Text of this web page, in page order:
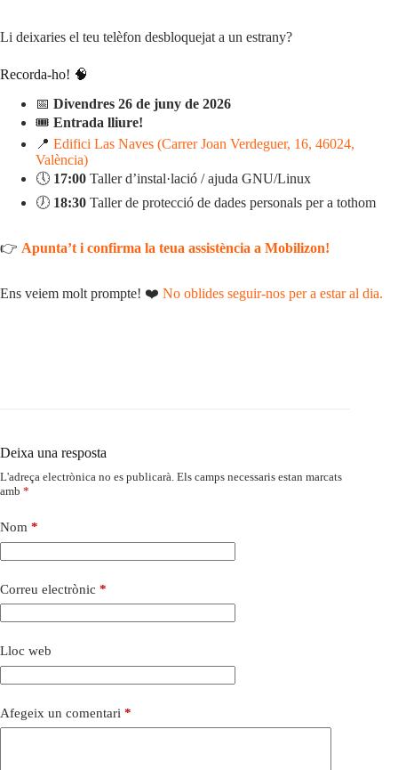
Li deixaries el teu telèfon desbloquejat a un estrany?
Recorda-ho! 🧠
📅 Divendres 26 de juny de 2026
🎟️ Entrada lliure!
📍 Edifici Las Naves (Carrer Joan Verdeguer, 16, 46024,
València)
🕔 17:00 Taller d’instal·lació / ajuda GNU/Linux
🕖 18:30 Taller de protecció de dades personals per a tothom
👉 Apunta’t i confirma la teua assistència a Mobilizon!
Ens veiem molt prompte! ❤️ No oblides seguir-nos per a estar al dia.
Deixa una resposta
L'adreça electrònica no es publicarà. Els camps necessaris estan marcats
amb *
Nom *
Correu electrònic *
Lloc web
Afegeix un comentari *